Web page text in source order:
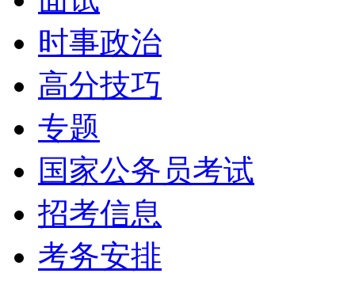
时事政治
高分技巧
专题
国家公务员考试
招考信息
考务安排